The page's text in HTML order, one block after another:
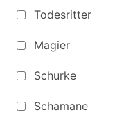
Todesritter
Magier
Schurke
Schamane